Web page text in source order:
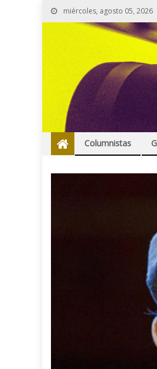
miércoles, agosto 05, 2026
Columnistas